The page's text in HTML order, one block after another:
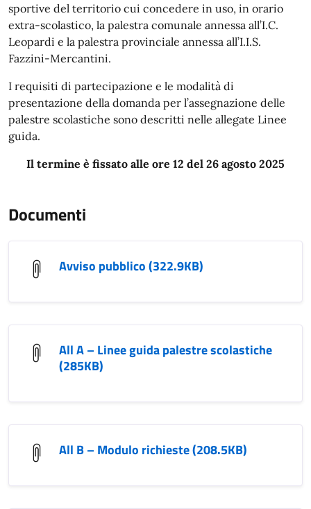
sportive del territorio cui concedere in uso, in orario
extra-scolastico, la palestra comunale annessa all’I.C.
Leopardi e la palestra provinciale annessa all’I.I.S.
Fazzini-Mercantini.
I requisiti di partecipazione e le modalità di
presentazione della domanda per l’assegnazione delle
palestre scolastiche sono descritti nelle allegate Linee
guida.
Il termine è fissato alle ore 12 del 26 agosto 2025
Documenti
Avviso pubblico (322.9KB)
All A – Linee guida palestre scolastiche
(285KB)
All B – Modulo richieste (208.5KB)